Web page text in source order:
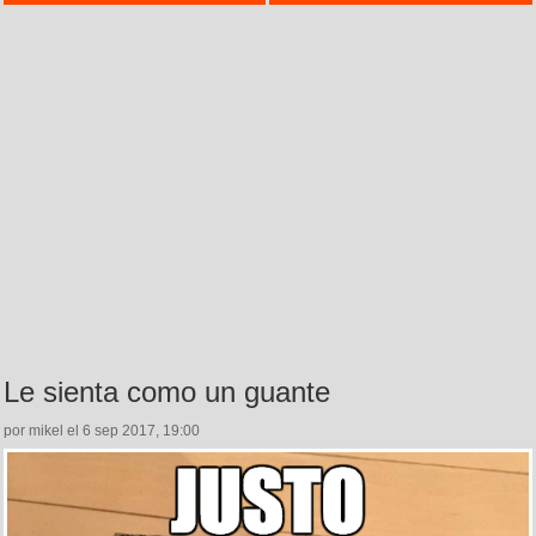
Le sienta como un guante
por mikel el 6 sep 2017, 19:00